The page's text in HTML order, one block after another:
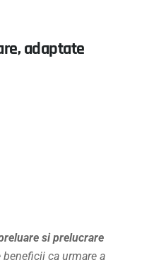
adaptate
si prelucrare
ca urmare a